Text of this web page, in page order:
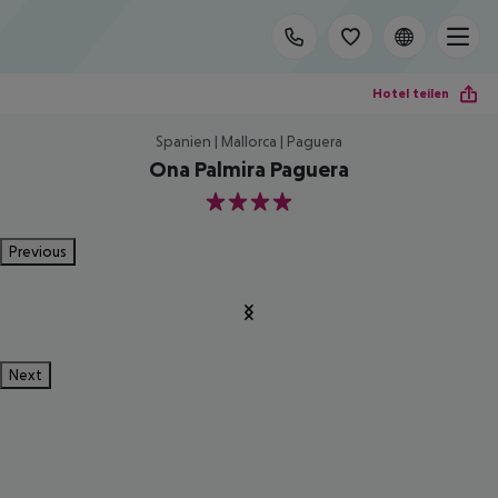
Hotel teilen
Spanien | Mallorca | Paguera
Ona Palmira Paguera
4
Previous
Next